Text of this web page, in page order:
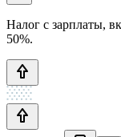
Налог с зарплаты,
50%.